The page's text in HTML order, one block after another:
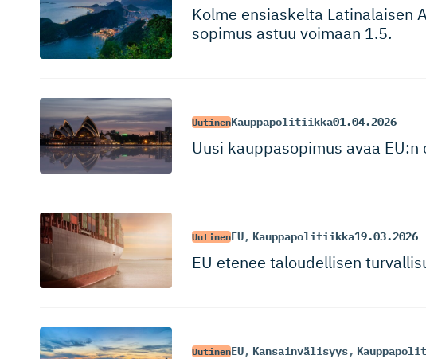
Kolme ensiaskelta Latinalaisen
sopimus astuu voimaan 1.5.
UutinenKauppapolitiikka01.04.2026
Uusi kauppasopimus avaa
UutinenEU, Kauppapolitiikka19.03.2026
EU etenee taloudellisen
UutinenEU, Kansainvälisyys,